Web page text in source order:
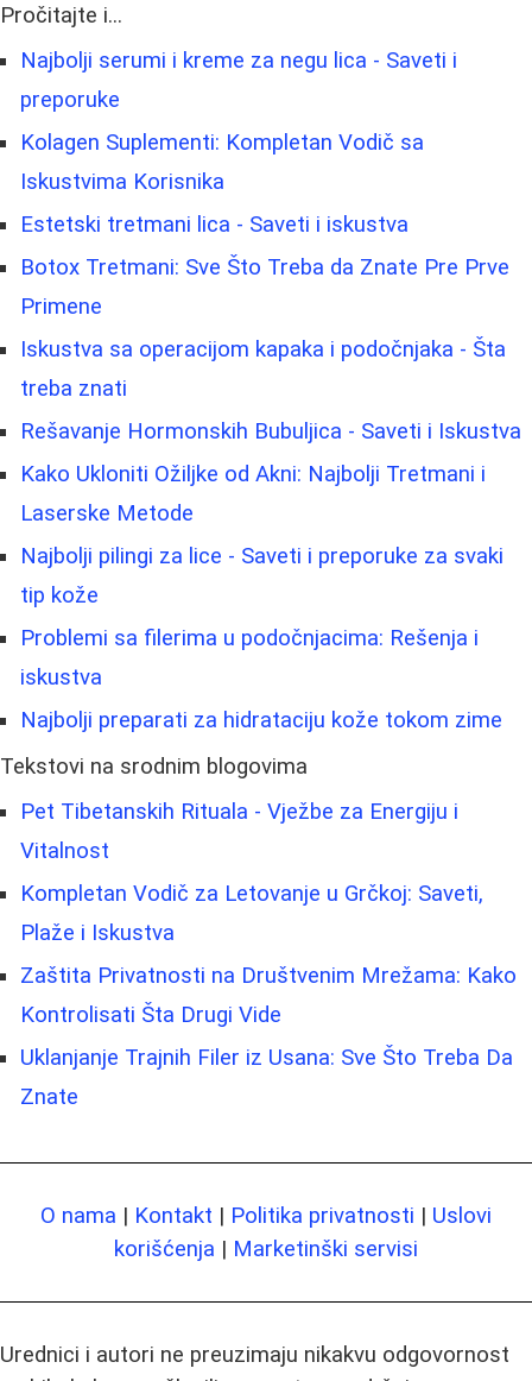
Pročitajte i...
Najbolji serumi i kreme za negu lica - Saveti i
preporuke
Kolagen Suplementi: Kompletan Vodič sa
Iskustvima Korisnika
Estetski tretmani lica - Saveti i iskustva
Botox Tretmani: Sve Što Treba da Znate Pre Prve
Primene
Iskustva sa operacijom kapaka i podočnjaka - Šta
treba znati
Rešavanje Hormonskih Bubuljica - Saveti i Iskustva
Kako Ukloniti Ožiljke od Akni: Najbolji Tretmani i
Laserske Metode
Najbolji pilingi za lice - Saveti i preporuke za svaki
tip kože
Problemi sa filerima u podočnjacima: Rešenja i
iskustva
Najbolji preparati za hidrataciju kože tokom zime
Tekstovi na srodnim blogovima
Pet Tibetanskih Rituala - Vježbe za Energiju i
Vitalnost
Kompletan Vodič za Letovanje u Grčkoj: Saveti,
Plaže i Iskustva
Zaštita Privatnosti na Društvenim Mrežama: Kako
Kontrolisati Šta Drugi Vide
Uklanjanje Trajnih Filer iz Usana: Sve Što Treba Da
Znate
O nama | Kontakt | Politika privatnosti | Uslovi
korišćenja | Marketinški servisi
Urednici i autori ne preuzimaju nikakvu odgovornost